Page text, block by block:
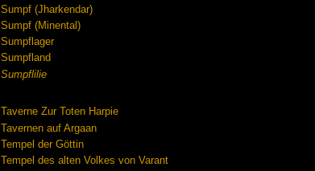
Sumpf (Jharkendar)
Sumpf (Minental)
Sumpflager
Sumpfland
Sumpflilie
Taverne Zur Toten Harpie
Tavernen auf Argaan
Tempel der Göttin
Tempel des alten Volkes von Varant